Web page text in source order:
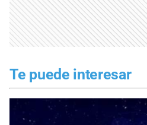
Te puede interesar